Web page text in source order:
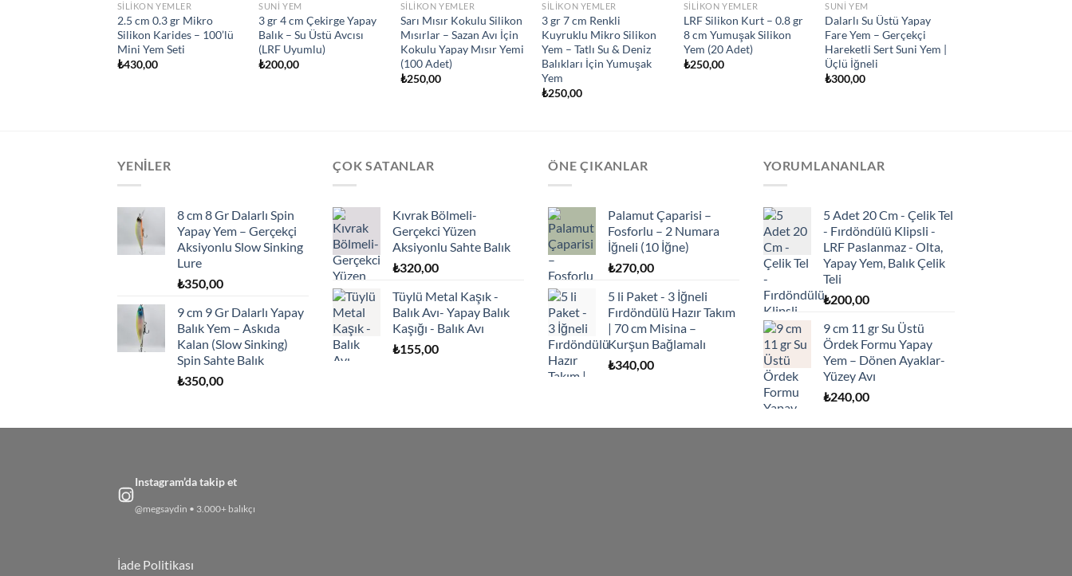
SILIKON YEMLER
2.5 cm 0.3 gr Mikro
Silikon Karides – 100’lü
Mini Yem Seti
₺430,00
SUNI YEM
3 gr 4 cm Çekirge Yapay
Balık – Su Üstü Avcısı
(LRF Uyumlu)
₺200,00
SILIKON YEMLER
Sarı Mısır Kokulu Silikon
Mısırlar – Sazan Avı İçin
Kokulu Yapay Mısır Yemi
(100 Adet)
₺250,00
SILIKON YEMLER
3 gr 7 cm Renkli
Kuyruklu Mikro Silikon
Yem – Tatlı Su & Deniz
Balıkları İçin Yumuşak
Yem
₺250,00
SILIKON YEMLER
LRF Silikon Kurt – 0.8 gr
8 cm Yumuşak Silikon
Yem (20 Adet)
₺250,00
SUNI YEM
Dalarlı Su Üstü Yapay
Fare Yem – Gerçekçi
Hareketli Sert Suni Yem |
Üçlü İğneli
₺300,00
YENILER
8 cm 8 Gr Dalarlı Spin
Yapay Yem – Gerçekçi
Aksiyonlu Slow Sinking
Lure
₺350,00
9 cm 9 Gr Dalarlı Yapay
Balık Yem – Askıda
Kalan (Slow Sinking)
Spin Sahte Balık
₺350,00
ÇOK SATANLAR
Kıvrak Bölmeli-
Gerçekci Yüzen
Aksiyonlu Sahte Balık
₺320,00
Tüylü Metal Kaşık -
Balık Avı- Yapay Balık
Kaşığı - Balık Avı
₺155,00
ÖNE ÇIKANLAR
Palamut Çaparisi –
Fosforlu – 2 Numara
İğneli (10 İğne)
₺270,00
5 li Paket - 3 İğneli
Fırdöndülü Hazır Takım
| 70 cm Misina –
Kurşun Bağlamalı
₺340,00
YORUMLANANLAR
5 Adet 20 Cm - Çelik Tel
- Fırdöndülü Klipsli -
LRF Paslanmaz - Olta,
Yapay Yem, Balık Çelik
Teli
₺200,00
9 cm 11 gr Su Üstü
Ördek Formu Yapay
Yem – Dönen Ayaklar-
Yüzey Avı
₺240,00
Instagram’da takip et
@megsaydin • 3.000+ balıkçı
İade Politikası